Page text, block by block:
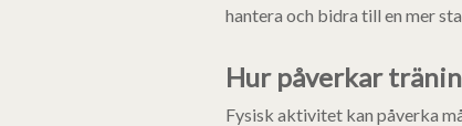
hantera och bidra till en mer
Hur påverkar
Fysisk aktivitet kan påverka